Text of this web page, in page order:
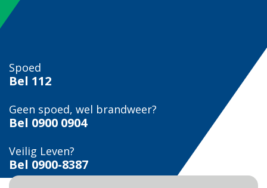
Spoed
Bel 112
Geen spoed, wel brandweer?
Bel 0900 0904
Veilig Leven?
Bel 0900-8387